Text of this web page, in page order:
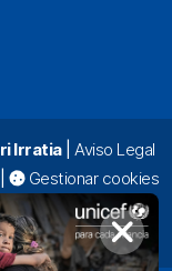
Irratia| Aviso Legal
Gestionar cookies
94 423 92 00|